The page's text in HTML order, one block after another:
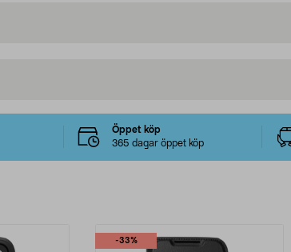
Öppet köp
365 dagar öppet köp
-33%